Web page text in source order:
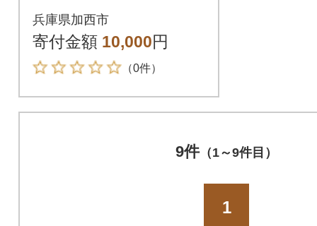
[踏み台 ナチュラル DI
Y][No5698-1095]
兵庫県加西市
寄付金額 10,000円
（0件）
9件（1～9件目）
1